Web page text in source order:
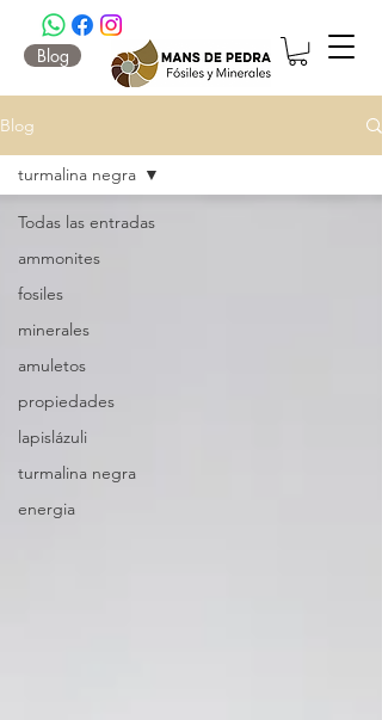
Blog
Blog
Todas las entradas
ammonites
fosiles
minerales
amuletos
propiedades
lapislázuli
turmalina negra
energia
turmalina negra